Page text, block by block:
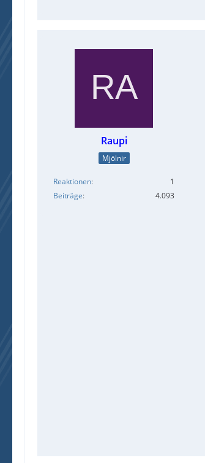
Raupi
Mjölnir
Reaktionen
1
Beiträge
4.093